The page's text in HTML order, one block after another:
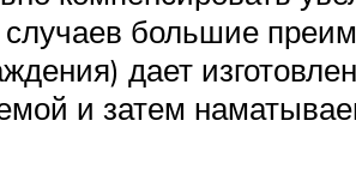
большие
дает
и затем